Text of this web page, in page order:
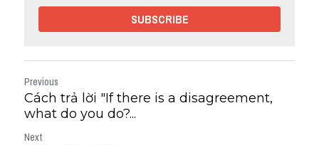
SUBSCRIBE
Previous
Cách trả lời "If there is a disagreement,
what do you do?...
Next